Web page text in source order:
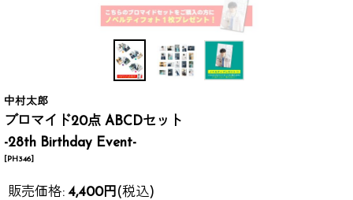
中村太郎
ブロマイド20点 ABCDセット
-28th Birthday Event-
[PH346]
販売価格: 4,400円 (税込)